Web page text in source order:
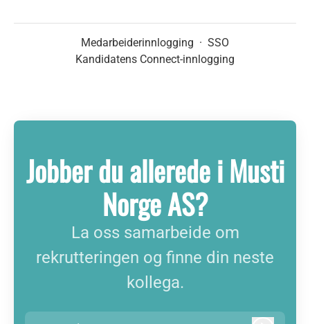
Medarbeiderinnlogging · SSO
Kandidatens Connect-innlogging
Jobber du allerede i Musti
Norge AS?
La oss samarbeide om
rekrutteringen og finne din neste
kollega.